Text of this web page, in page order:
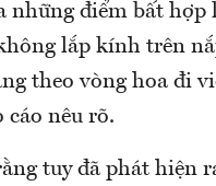
những điểm bất
lắp kính trên
theo vòng hoa đi
cáo nêu rõ.
tuy đã phát hiện